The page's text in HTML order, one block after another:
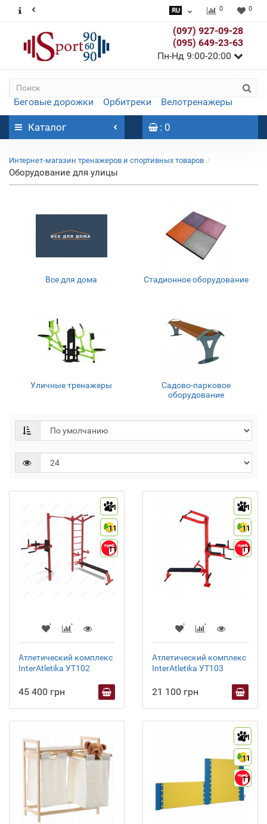
0 0
(097) 927-09-28
(095) 649-23-63
Пн-Нд 9:00-20:00
Беговые дорожки Орбитреки Велотренажеры
Каталог : 0
Интернет-магазин тренажеров и спортивных товаров
Оборудование для улицы
Все для дома Стадионное оборудование
Уличные тренажеры
Садово-парковое
оборудование
11
11
11
Атлетический комплекс
InterAtletika УТ102
45 400 грн
11
11
11
Атлетический комплекс
InterAtletika УТ103
21 100 грн
11
11
11